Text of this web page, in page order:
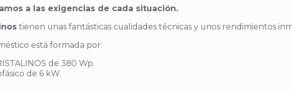
a las exigencias de cada situación.
tienen unas fantásticas cualidades técnicas y unos rendimientos
está formada por:
de 380 Wp.
de 6 kW.